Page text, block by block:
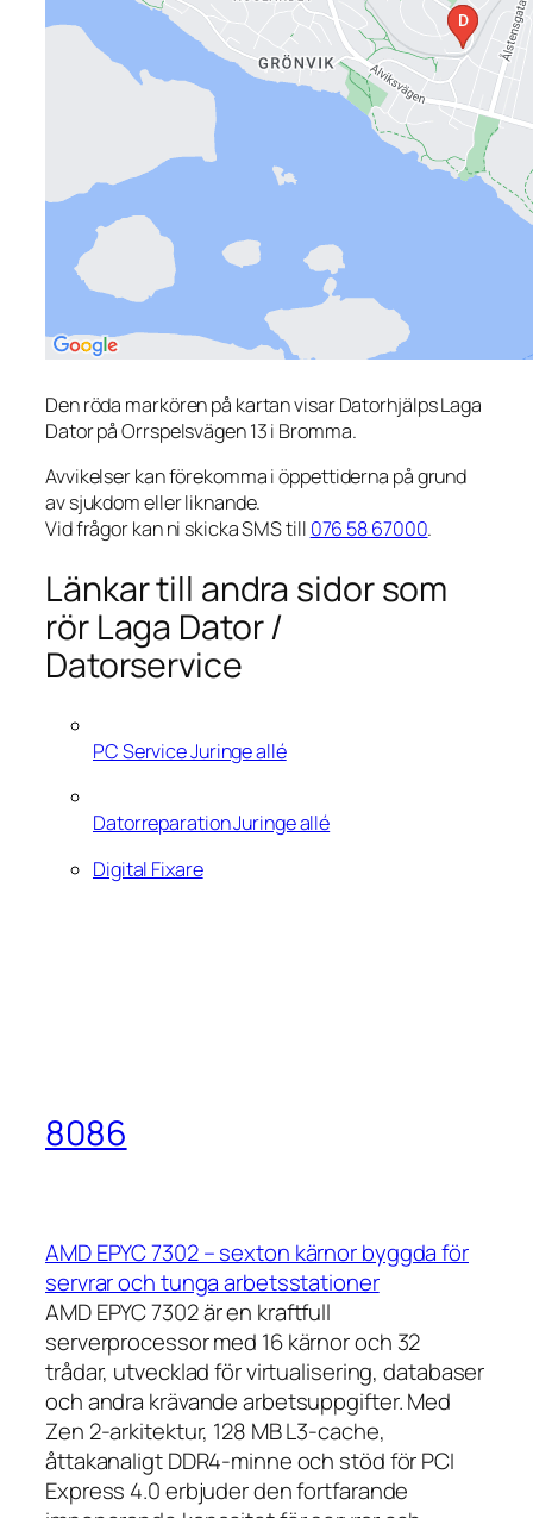
Den röda markören på kartan visar Datorhjälps Laga
Dator på Orrspelsvägen 13 i Bromma.
Avvikelser kan förekomma i öppettiderna på grund
av sjukdom eller liknande.
Vid frågor kan ni skicka SMS till 076 58 67000.
Länkar till andra sidor som
rör Laga Dator /
Datorservice
PC Service Juringe allé
Datorreparation Juringe allé
Digital Fixare
8086
AMD EPYC 7302 – sexton kärnor byggda för
servrar och tunga arbetsstationer
AMD EPYC 7302 är en kraftfull
serverprocessor med 16 kärnor och 32
trådar, utvecklad för virtualisering, databaser
och andra krävande arbetsuppgifter. Med
Zen 2-arkitektur, 128 MB L3-cache,
åttakanaligt DDR4-minne och stöd för PCI
Express 4.0 erbjuder den fortfarande